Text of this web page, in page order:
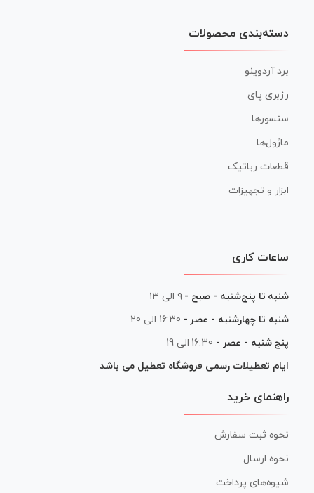
دسته‌بندی محصولات
برد آردوینو
رزبری پای
سنسورها
ماژول‌ها
قطعات رباتیک
ابزار و تجهیزات
ساعات کاری
شنبه تا پنج‌شنبه - صبح - ۹ الی ۱۳
شنبه تا چهارشنبه - عصر - 16:30 الی 20
پنج شنبه - عصر - 16:30 الی 19
ایام تعطیلات رسمی فروشگاه تعطیل می باشد
راهنمای خرید
نحوه ثبت سفارش
نحوه ارسال
شیوه‌های پرداخت